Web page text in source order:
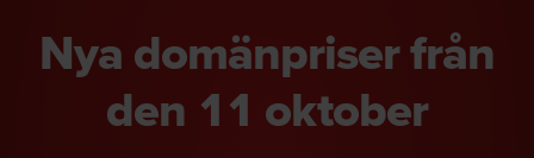
Nya domänpriser från
den 11 oktober